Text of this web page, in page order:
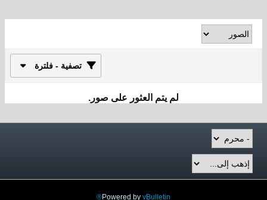
تصفية - فلترة
لم يتم العثور على صور.
Powered by vBulletin®